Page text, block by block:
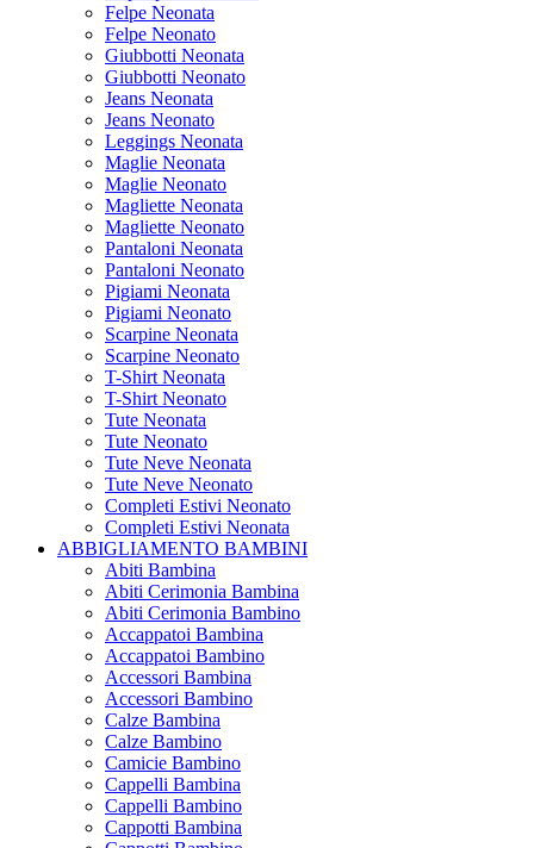
Felpe Neonata
Felpe Neonato
Giubbotti Neonata
Giubbotti Neonato
Jeans Neonata
Jeans Neonato
Leggings Neonata
Maglie Neonata
Maglie Neonato
Magliette Neonata
Magliette Neonato
Pantaloni Neonata
Pantaloni Neonato
Pigiami Neonata
Pigiami Neonato
Scarpine Neonata
Scarpine Neonato
T-Shirt Neonata
T-Shirt Neonato
Tute Neonata
Tute Neonato
Tute Neve Neonata
Tute Neve Neonato
Completi Estivi Neonato
Completi Estivi Neonata
ABBIGLIAMENTO BAMBINI
Abiti Bambina
Abiti Cerimonia Bambina
Abiti Cerimonia Bambino
Accappatoi Bambina
Accappatoi Bambino
Accessori Bambina
Accessori Bambino
Calze Bambina
Calze Bambino
Camicie Bambino
Cappelli Bambina
Cappelli Bambino
Cappotti Bambina